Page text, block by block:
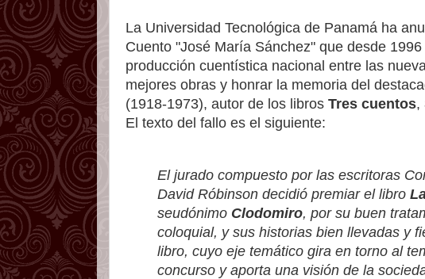
La Universidad Tecnológica de Panamá ha
Cuento "José María Sánchez" que desde
producción cuentística nacional entre las
mejores obras y honrar la memoria del
(1918-1973), autor de los libros Tres cuentos,
El texto del fallo es el siguiente:
El jurado compuesto por las escritoras
David Róbinson decidió premiar el libro
seudónimo Clodomiro, por su buen
coloquial, y sus historias bien llevadas y
libro, cuyo eje temático gira en torno al
concurso y aporta una visión de la